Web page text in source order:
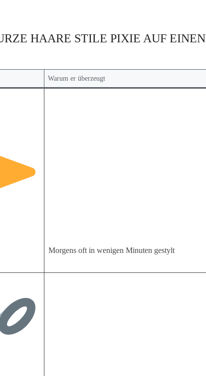
HAARE STILE PIXIE AUF EINEN
Warum er überzeugt
Morgens oft in wenigen Minuten gestylt